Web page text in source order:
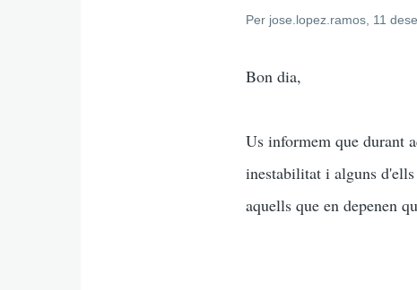
Per jose.lopez.ramos , 11
Bon dia,
Us informem que durant
inestabilitat i alguns
aquells que en depenen